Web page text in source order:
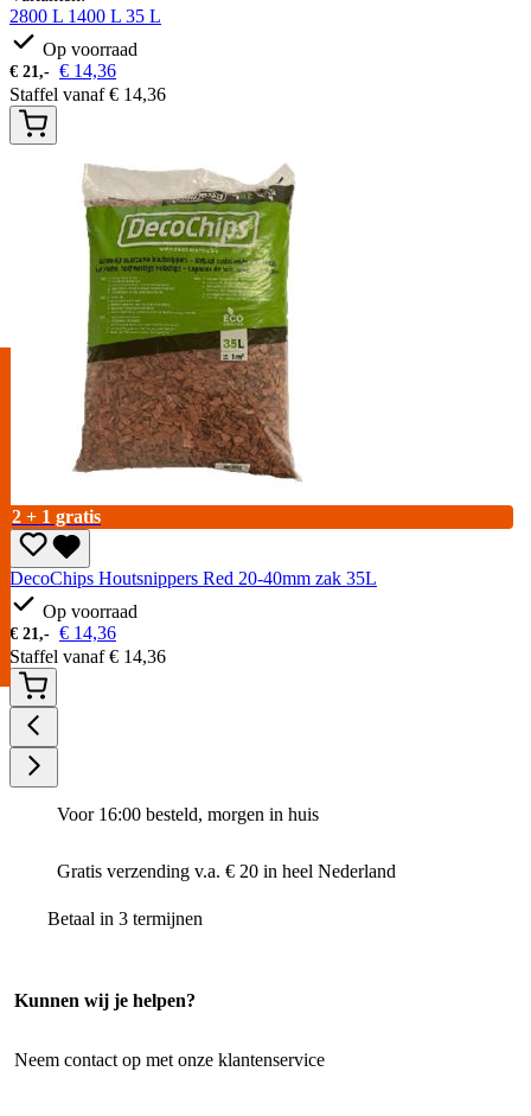
2800 L 1400 L 35 L
Op voorraad
€ 21,- € 14,36
Staffel vanaf€ 14,36
2 + 1 gratis
DecoChips Houtsnippers Red 20-40mm zak 35L
Op voorraad
€ 21,- € 14,36
Staffel vanaf€ 14,36
Voor 16:00 besteld, morgen in huis
Gratis verzending v.a. € 20 in heel Nederland
Betaal in 3 termijnen
Kunnen wij je helpen?
Neem contact op met onze klantenservice